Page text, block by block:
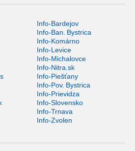
Info-Bardejov
Info-Ban. Bystrica
Info-Komárno
Info-Levice
Info-Michalovce
Info-Nitra.sk
Info-Piešťany
Info-Pov. Bystrica
Info-Prievidza
Info-Slovensko
Info-Trnava
Info-Zvolen